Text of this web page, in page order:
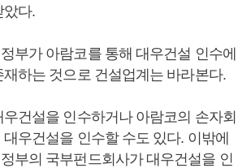
았다.
부가 아람코를 통해 대우건설 인수에
재하는 것으로 건설업계는 바라본다.
건설을 인수하거나 아람코의 손자회
우건설을 인수할 수도 있다. 이밖에
부의 국부펀드회사가 대우건설을 인